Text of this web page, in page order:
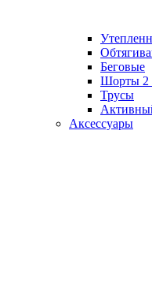
Беговые
Шорты 2
Трусы
Аксессуары